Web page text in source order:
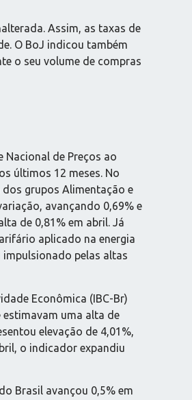
Assim, as taxas de
O BoJ indicou também
o seu volume de compras
de Preços ao
últimos 12 meses. No
grupos Alimentação e
avançando 0,69% e
de 0,81% em abril. Já
aplicado na energia
impulsionado pelas altas
Econômica (IBC-Br)
uma alta de
elevação de 4,01%,
o indicador expandiu
Brasil avançou 0,5% em